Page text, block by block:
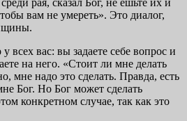
рая, сказал Бог, не ешьте их и
вам не умереть». Это диалог,
всех вас: вы задаете себе вопрос и
на него. «Стоит ли мне делать
мне надо это сделать. Правда, есть
Бог. Но Бог может сделать
конкретном случае, так как это